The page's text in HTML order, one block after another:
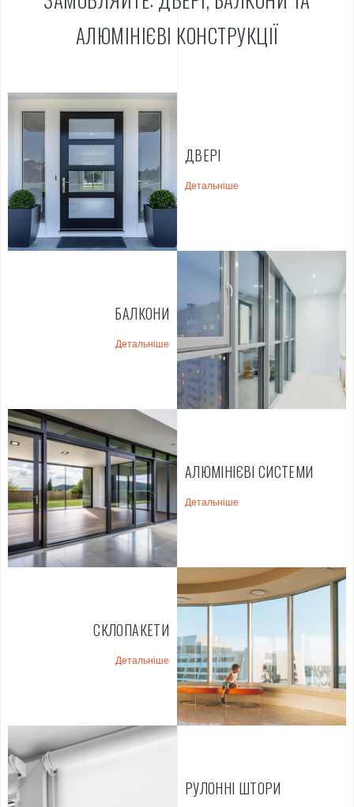
АЛЮМІНІЄВІ КОНСТРУКЦІЇ
ДВЕРІ
Детальніше
БАЛКОНИ
Детальніше
АЛЮМІНІЄВІ СИСТЕМИ
Детальніше
СКЛОПАКЕТИ
Детальніше
РУЛОННІ ШТОРИ